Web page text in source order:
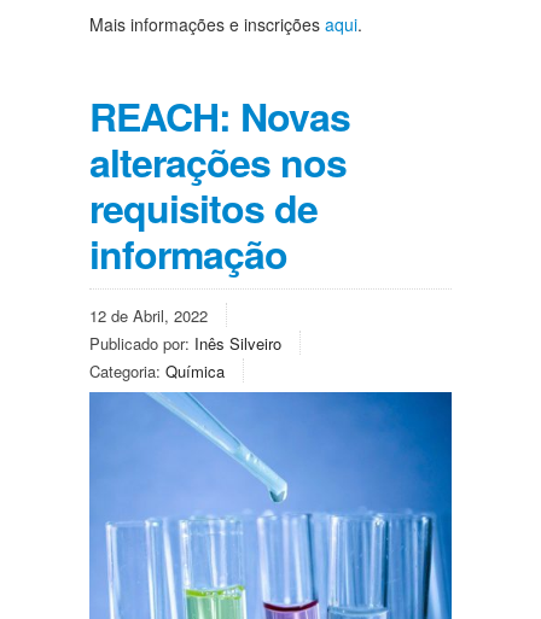
Mais informações e inscrições aqui.
REACH: Novas
alterações nos
requisitos de
informação
12 de Abril, 2022
Publicado por: Inês Silveiro
Categoria: Química